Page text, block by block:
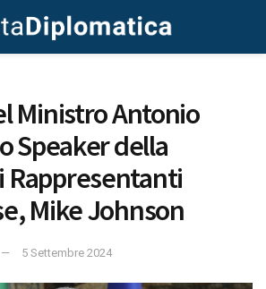
Ministro Antonio
Speaker della
Rappresentanti
Mike Johnson
5 Settembre 2024